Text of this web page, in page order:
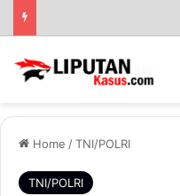
Home /TNI/POLRI
TNI/POLRI